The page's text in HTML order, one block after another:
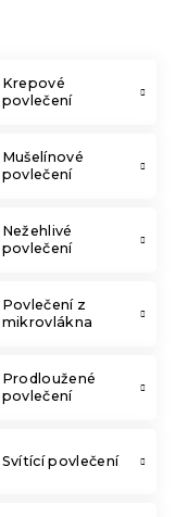
Krepové
povlečení
Mušelínové
povlečení
Nežehlivé
povlečení
Povlečení z
mikrovlákna
Prodloužené
povlečení
Svítící povlečení